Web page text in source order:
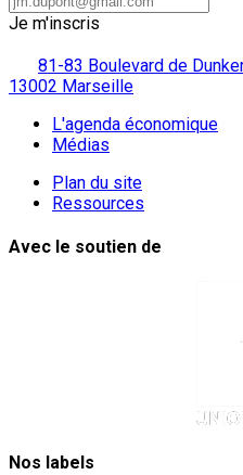
Je m'inscris
81-83 Boulevard de
13002 Marseille
L'agenda économique
Médias
Plan du site
Ressources
Avec le soutien de
Nos labels